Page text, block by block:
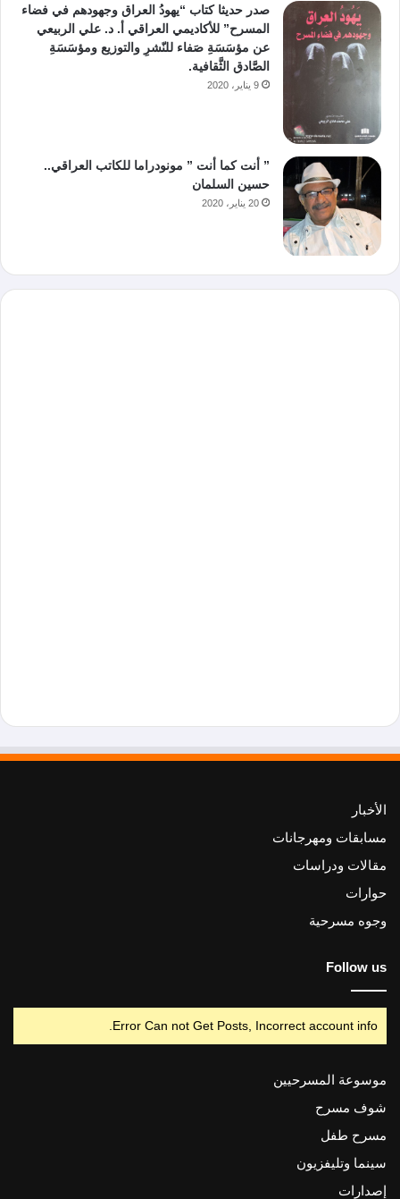
صدر حديثا كتاب “يهودُ العراق وجهودهم في فضاء
المسرح” للأكاديمي العراقي أ. د. علي الربيعي
عن مؤسَسَةِ صَفاء للنّشرِ والتوزيع ومؤسَسَةِ
الصَّادق الثَّقافية.
9 يناير، 2020
” أنت كما أنت ” مونودراما للكاتب العراقي..
حسين السلمان
20 يناير، 2020
الأخبار
مسابقات ومهرجانات
مقالات ودراسات
حوارات
وجوه مسرحية
Follow us
Error Can not Get Posts, Incorrect account info.
موسوعة المسرحيين
شوف مسرح
مسرح طفل
سينما وتليفزيون
إصدارات